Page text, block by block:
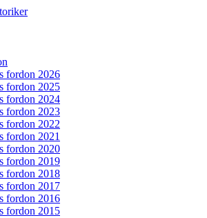
fordon 2026
fordon 2025
fordon 2024
fordon 2023
fordon 2022
fordon 2021
fordon 2020
fordon 2019
fordon 2018
fordon 2017
fordon 2016
fordon 2015